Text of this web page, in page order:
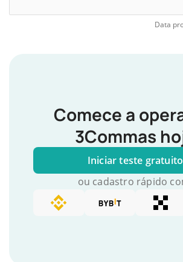
Data
Comece a
3Commas
Iniciar teste gratuito
ou cadastro rápido